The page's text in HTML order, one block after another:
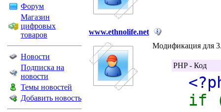
Форум
Магазин
цифровых
товаров
Новости
Подписка на
новости
Темы новостей
Добавить новость
www.ethnolife.net
Модификация для
PHP - Код
if